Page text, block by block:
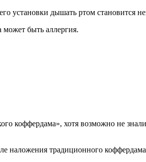
установки дышать ртом становится
может быть аллергия.
коффердама», хотя возможно не
наложения традиционного